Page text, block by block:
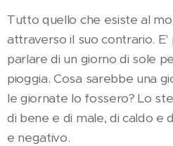
Tutto quello che esiste al
attraverso il suo contrario. E'
parlare di un giorno di sole
pioggia. Cosa sarebbe una
le giornate lo fossero? Lo
di bene e di male, di caldo e
e negativo.